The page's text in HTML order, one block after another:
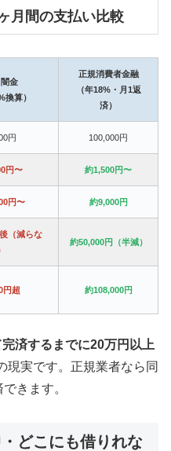
月間の支払い比較
金
換算）
正規消費者金融
（年18%・月1返
済）
円 100,000円
円〜 約1,500円〜
円〜 約9,000円
（減らな
約50,000円（半減）
円超 約108,000円
済するまでに20万円以上
現実です。正規業者なら同
きます。
どこにも借りれな